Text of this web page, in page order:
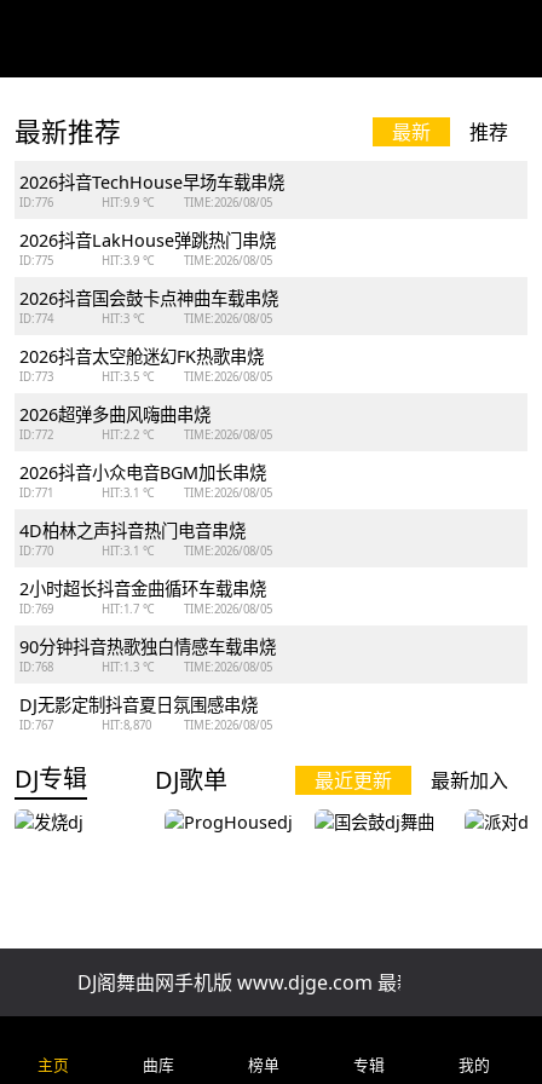
最新推荐 最新 推荐
2026抖音TechHouse早场车载串烧
ID:776 HIT:9.9 ℃ TIME:2026/08/05
2026抖音LakHouse弹跳热门串烧
ID:775 HIT:3.9 ℃ TIME:2026/08/05
2026抖音国会鼓卡点神曲车载串烧
ID:774 HIT:3 ℃ TIME:2026/08/05
2026抖音太空舱迷幻FK热歌串烧
ID:773 HIT:3.5 ℃ TIME:2026/08/05
2026超弹多曲风嗨曲串烧
ID:772 HIT:2.2 ℃ TIME:2026/08/05
2026抖音小众电音BGM加长串烧
ID:771 HIT:3.1 ℃ TIME:2026/08/05
4D柏林之声抖音热门电音串烧
ID:770 HIT:3.1 ℃ TIME:2026/08/05
2小时超长抖音金曲循环车载串烧
ID:769 HIT:1.7 ℃ TIME:2026/08/05
90分钟抖音热歌独白情感车载串烧
ID:768 HIT:1.3 ℃ TIME:2026/08/05
DJ无影定制抖音夏日氛围感串烧
ID:767 HIT:8,870 TIME:2026/08/05
DJ专辑 DJ歌单 最近更新 最新加入
排行榜 精品串烧 慢歌串烧 酒吧串烧 车
全网上头改编新歌一小时自驾连贯车载串烧
DJ阁舞曲网手机版 www.djge.com 最新好听免费下载
主页 曲库 榜单 专辑 我的